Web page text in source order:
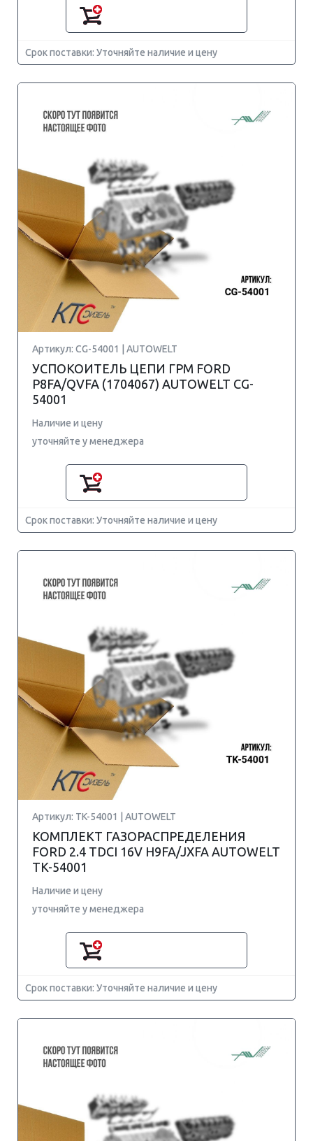
Срок поставки: Уточняйте наличие и цену
Артикул: CG-54001 | AUTOWELT
УСПОКОИТЕЛЬ ЦЕПИ ГРМ FORD
P8FA/QVFA (1704067) AUTOWELT CG-
54001
Наличие и цену
уточняйте у менеджера
Срок поставки: Уточняйте наличие и цену
Артикул: TK-54001 | AUTOWELT
КОМПЛЕКТ ГАЗОРАСПРЕДЕЛЕНИЯ
FORD 2.4 TDCI 16V H9FA/JXFA AUTOWELT
TK-54001
Наличие и цену
уточняйте у менеджера
Срок поставки: Уточняйте наличие и цену